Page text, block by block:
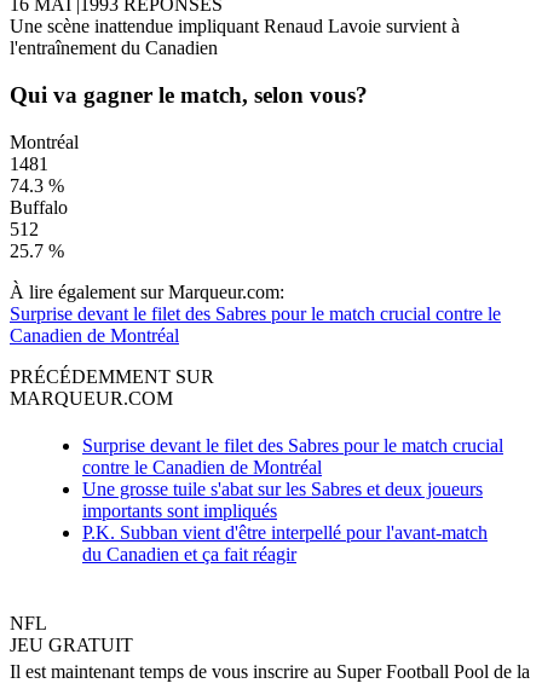
16 MAI
1993 RÉPONSES
Une scène inattendue impliquant Renaud Lavoie survient à
l'entraînement du Canadien
Qui va gagner le match, selon vous?
Montréal
1481
74.3 %
Buffalo
512
25.7 %
À lire également sur Marqueur.com:
Surprise devant le filet des Sabres pour le match crucial contre le
Canadien de Montréal
PRÉCÉDEMMENT SUR
MARQUEUR.COM
Surprise devant le filet des Sabres pour le match crucial
contre le Canadien de Montréal
Une grosse tuile s'abat sur les Sabres et deux joueurs
importants sont impliqués
P.K. Subban vient d'être interpellé pour l'avant-match
du Canadien et ça fait réagir
NFL
JEU GRATUIT
Il est maintenant temps de vous inscrire au Super Football Pool de la